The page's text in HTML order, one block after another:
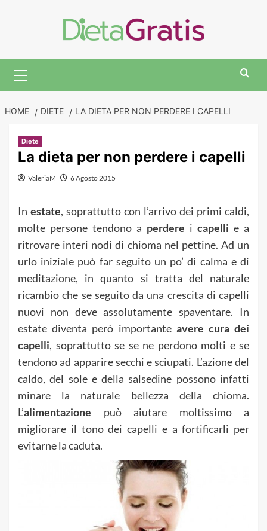
Menu
HOME DIETE LA DIETA PER NON PERDERE I CAPELLI
Diete
La dieta per non perdere i capelli
ValeriaM 6 Agosto 2015
In estate, soprattutto con l’arrivo dei primi caldi,
molte persone tendono a perdere i capelli e a
ritrovare interi nodi di chioma nel pettine. Ad un
urlo iniziale può far seguito un po’ di calma e di
meditazione, in quanto si tratta del naturale
ricambio che se seguito da una crescita di capelli
nuovi non deve assolutamente spaventare. In
estate diventa però importante avere cura dei
capelli, soprattutto se se ne perdono molti e se
tendono ad apparire secchi e sciupati. L’azione del
caldo, del sole e della salsedine possono infatti
minare la naturale bellezza della chioma.
L’alimentazione può aiutare moltissimo a
migliorare il tono dei capelli e a fortificarli per
evitarne la caduta.